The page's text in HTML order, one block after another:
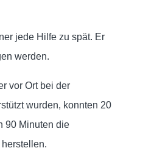
jede Hilfe zu spät. Er
werden.
vor Ort bei der
wurden, konnten 20
90 Minuten die